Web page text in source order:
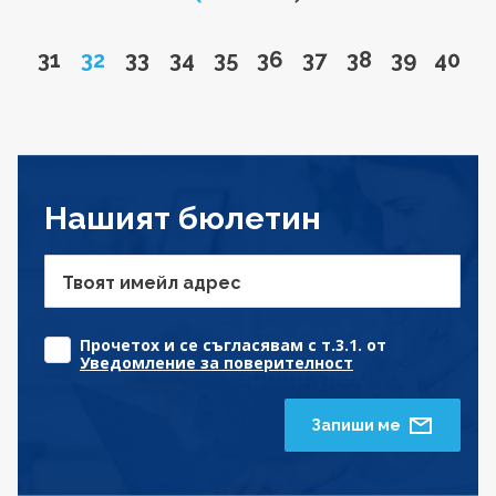
Go to page
31 Page
32 Go to page
33 Go to page
34 Go to page
35 Go to page
36 Go to page
37 Go to page
38 Go to
39 Go
40
Нашият бюлетин
Твоят имейл адрес
Прочетох и се съгласявам с т.3.1. от
Уведомление за поверителност
Запиши ме